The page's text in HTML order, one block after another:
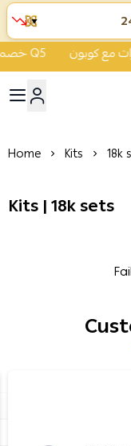
خصم 5% على جميع المجوهرات مع كوبون Q5
Home Kits 18k
Kits | 18k sets
▼